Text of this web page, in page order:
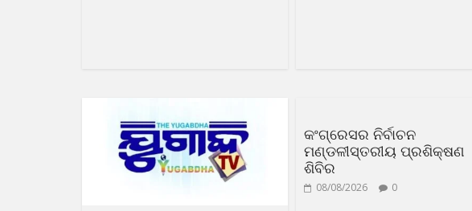
କଂଗ୍ରେସର ନିର୍ବାଚନ
ମଣ୍ଡଳୀସ୍ତରୀୟ ପ୍ରଶିକ୍ଷଣ
ଶିବିର
08/08/2026 0